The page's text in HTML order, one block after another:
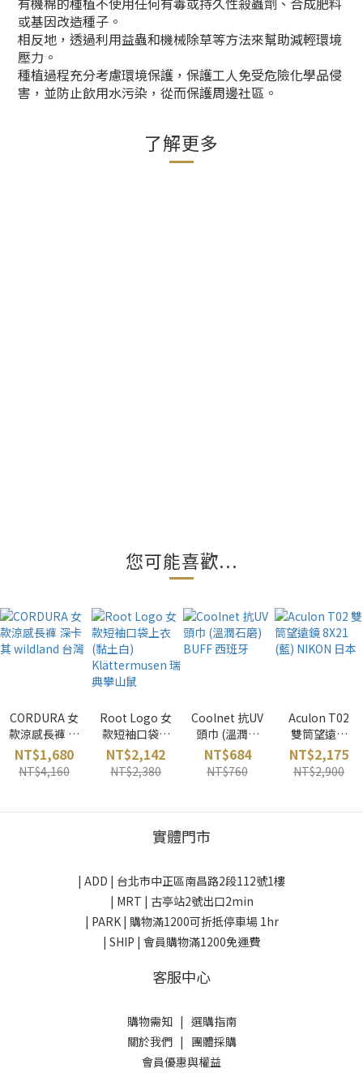
或基因改造種子。
相反地，透過利用益蟲和機械除草等方法來幫助減輕環境
壓力。
種植過程充分考慮環境保護，保護工人免受危險化學品侵
害，並防止飲用水污染，從而保護周邊社區。
了解更多
您可能喜歡...
CORDURA 女
款涼感長褲 深
卡其 wildland
台灣
NT$1,680
NT$4,160
Root Logo 女
款短袖口袋上
衣 (黏土白)
Klättermuse
n 瑞典攀山鼠
NT$2,142
NT$2,380
Coolnet 抗UV
頭巾 (溫潤石
磨) BUFF 西班
牙
NT$684
NT$760
Aculon T02
雙筒望遠鏡
8X21 (藍)
NIKON 日本
NT$2,175
NT$2,900
實體門市
| ADD | 台北市中正區南昌路2段112號1樓
| MRT | 古亭站2號出口2min
| PARK | 購物滿1200可折抵停車場 1hr
| SHIP | 會員購物滿1200免運費
客服中心
購物需知| 選購指南
關於我們| 團體採購
會員優惠與權益